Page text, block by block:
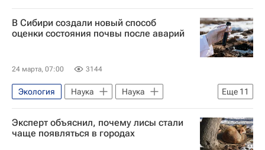
Владимир Путин
В Сибири создали новый способ
оценки состояния почвы после аварий
24 марта, 07:00 3144
Еще 11
Экология Наука
Наука
Университетская наука
Западная Сибирь
Эксперт объяснил, почему лисы стали
чаще появляться в городах